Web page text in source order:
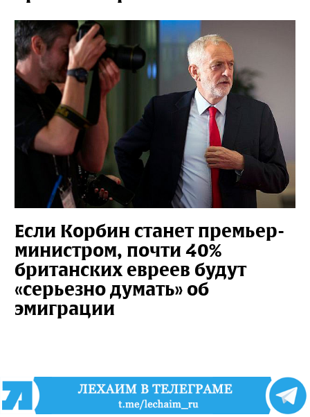
Если Корбин станет премьер-
министром, почти 40%
британских евреев будут
«серьезно думать» об
эмиграции